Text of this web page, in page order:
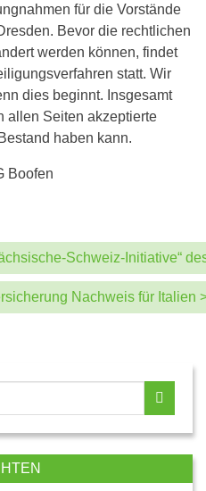
für die Vorstände
Bevor die rechtlichen
werden können, findet
statt. Wir
dies beginnt. Insgesamt
allen Seiten akzeptierte
haben kann.
Boofen
Schweiz-Initiative“
Nachweis für Italien